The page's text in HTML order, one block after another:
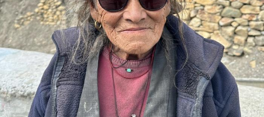
die in abgelegenen Gebieten im Himalaya gebrauchte
Sonnenbrillen an Bedürftige verteilt. Denn genau dort
– im Hochland zwischen 2,500 und 6,500 Metern
Höhe – ist die UV-Strahlung besonders schädlich und
der Schutz der Augen umso wichtiger.
Schenke deiner Sonnenbrille ein zweites Leben.